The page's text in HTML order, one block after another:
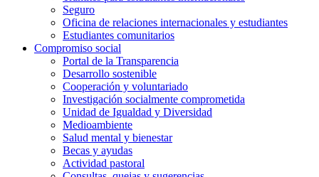
Seguro
Oficina de relaciones internacionales y estudiantes
Estudiantes comunitarios
Compromiso social
Portal de la Transparencia
Desarrollo sostenible
Cooperación y voluntariado
Investigación socialmente comprometida
Unidad de Igualdad y Diversidad
Medioambiente
Salud mental y bienestar
Becas y ayudas
Actividad pastoral